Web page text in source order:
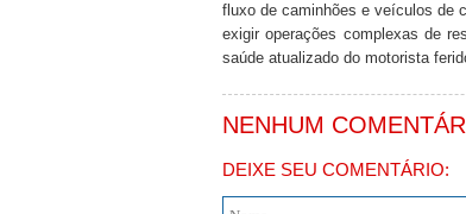
fluxo de caminhões e veículos de
exigir operações complexas de
saúde atualizado do motorista
NENHUM
DEIXE SEU COMENTÁRIO: